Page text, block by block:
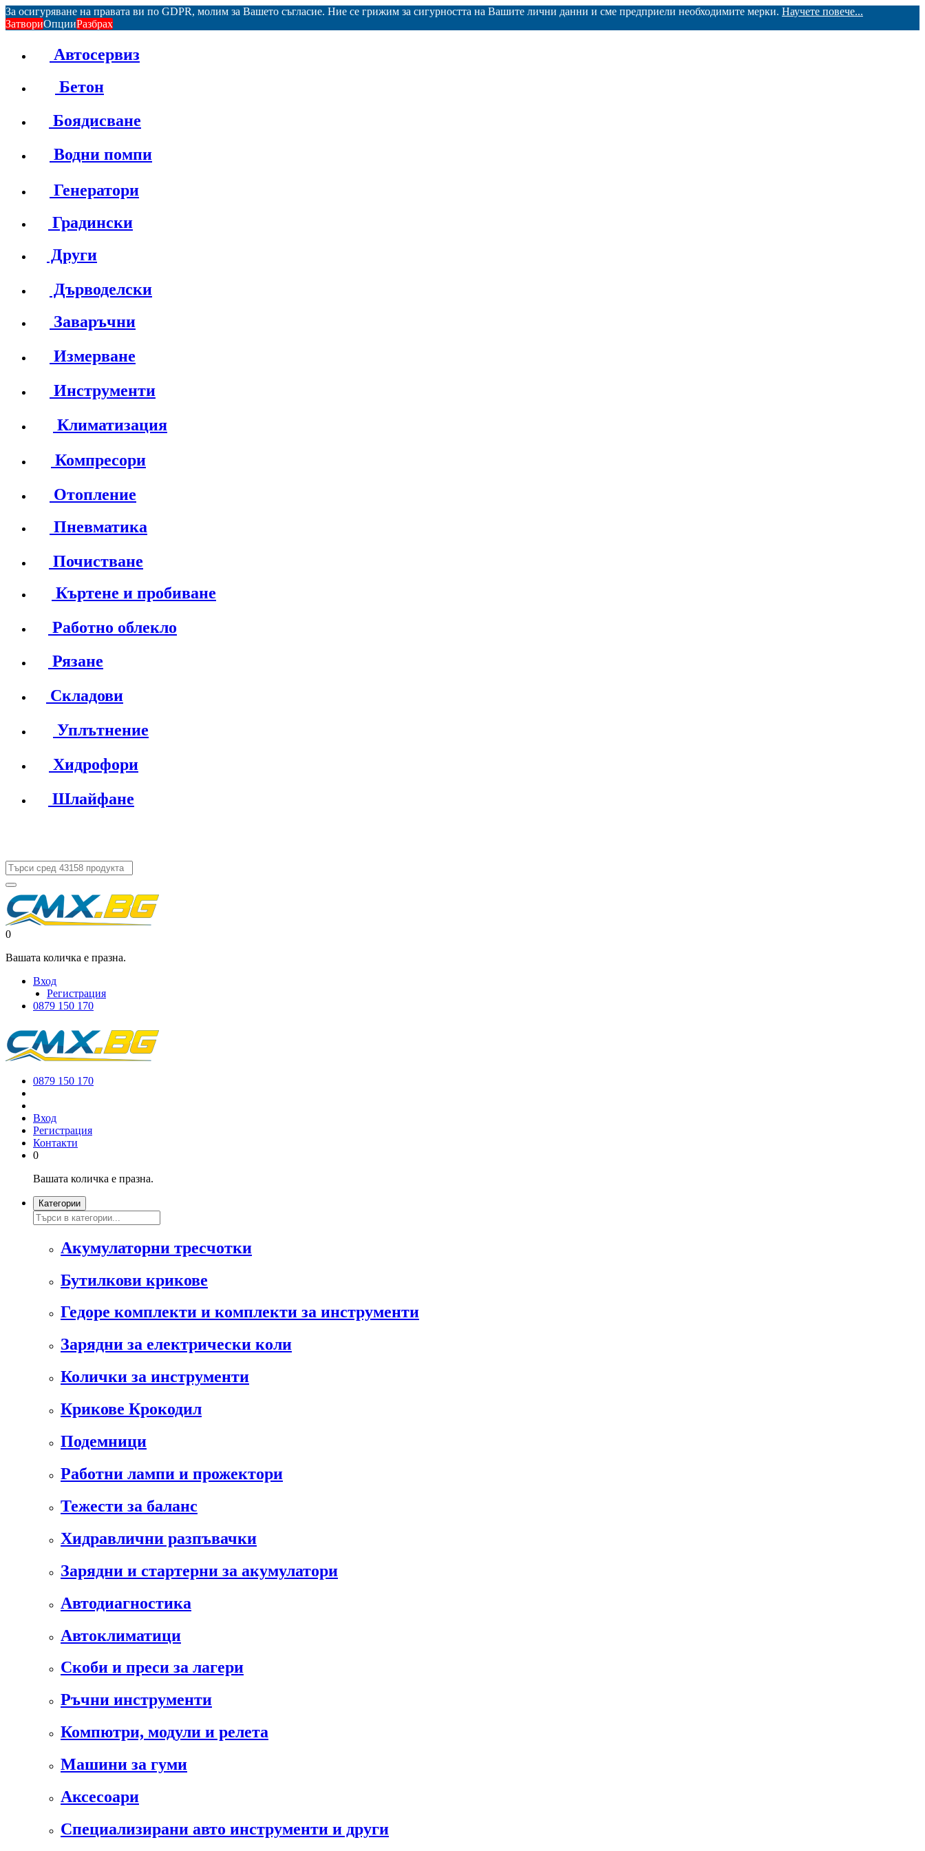
За осигуряване на правата ви по GDPR, молим за Вашето съгласие. Ние се грижим за сигурността на Вашите лични данни и сме предприели необходимите мерки. Научете повече...
ЗатвориОпцииРазбрах
Автосервиз
Бетон
Боядисване
Водни помпи
Генератори
Градински
Други
Дърводелски
Заваръчни
Измерване
Инструменти
Климатизация
Компресори
Отопление
Пневматика
Почистване
Къртене и пробиване
Работно облекло
Рязане
Складови
Уплътнение
Хидрофори
Шлайфане
0
Вашата количка е празна.
Вход
Регистрация
0879 150 170
0879 150 170
Вход
Регистрация
Контакти
0
Вашата количка е празна.
Категории
Акумулаторни тресчотки
Бутилкови крикове
Гедоре комплекти и комплекти за инструменти
Зарядни за електрически коли
Колички за инструменти
Крикове Крокодил
Подемници
Работни лампи и прожектори
Тежести за баланс
Хидравлични разпъвачки
Зарядни и стартерни за акумулатори
Автодиагностика
Автоклиматици
Скоби и преси за лагери
Ръчни инструменти
Компютри, модули и релета
Машини за гуми
Аксесоари
Специализирани авто инструменти и други